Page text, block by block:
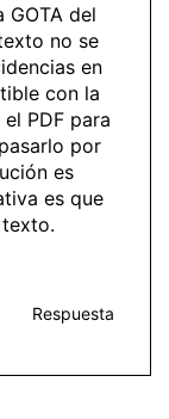
GOTA del
no se
en
con la
PDF para
por
es
es que
Respuesta